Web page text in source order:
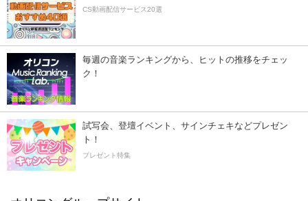
CS動画配信サービス20選
毎週の音楽ランキングから、ヒットの推移をチェッ
ク！
試写会、登壇イベント、サインチェキなどプレゼン
ト！
プレゼント特集